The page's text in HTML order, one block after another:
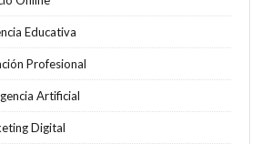
Educativa
Profesional
Artificial
Digital